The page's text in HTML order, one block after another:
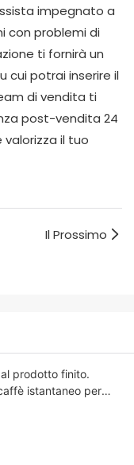
impegnato a
con problemi di
ti fornirà un
cui potrai inserire il
di vendita ti
post-vendita 24
valorizza il tuo
Il Prossimo
prodotto finito.
istantaneo per